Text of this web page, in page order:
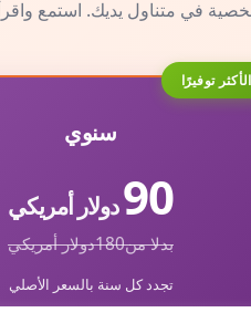
في متناول يديك. استمع
الأكثر توفيرًا
سنوي
90دولار أمريكي
بدلا من180دولار أمريكي
تجدد كل سنة بالسعر الأصلي